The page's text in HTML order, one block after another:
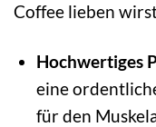
Coffee lieben
Hochwertiges
eine
für den